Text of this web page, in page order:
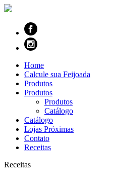
Home
Calcule sua Feijoada
Produtos
Produtos
Produtos
Catálogo
Catálogo
Lojas Próximas
Contato
Receitas
Receitas